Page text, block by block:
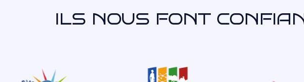
ILS NOUS FONT